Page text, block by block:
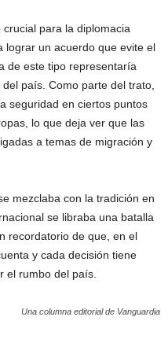
para la diplomacia
lograr un acuerdo que evite el
de este tipo representaría
país. Como parte del trato,
seguridad en ciertos puntos
lo que deja ver que las
a temas de migración y
mezclaba con la tradición en
se libraba una batalla
recordatorio de que, en el
y cada decisión tiene
el rumbo del país.
Una columna editorial de Vanguardia